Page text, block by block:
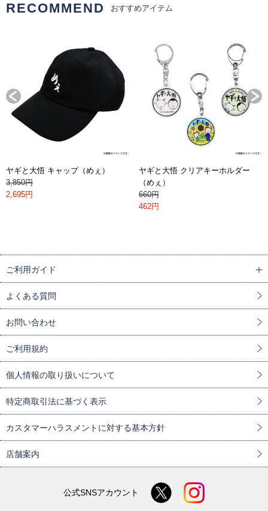
RECOMMEND おすすめアイテム
ヤギと大悟 キャップ（めぇ）
3,850円
2,695円
ヤギと大悟 クリアキーホルダー
（めぇ）
660円
462円
ご利用ガイド
よくある質問
お問い合わせ
ご利用規約
個人情報の取り扱いについて
特定商取引法に基づく表示
カスタマーハラスメントに対する基本方針
店舗案内
公式SNSアカウント